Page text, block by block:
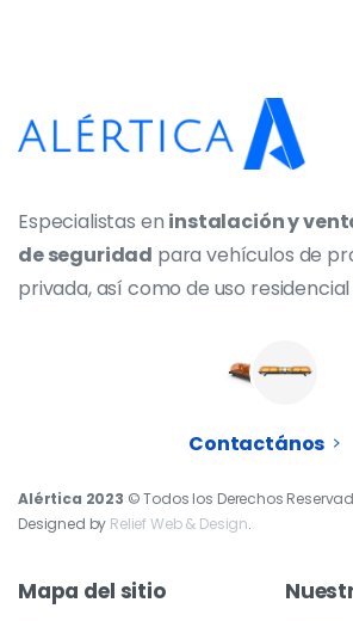
Especialistas en instalación y
de seguridad para vehículos de
privada, así como de uso
Contactános
Alértica 2023 © Todos los Derechos
Designed by Relief Web & Design.
Mapa del sitio